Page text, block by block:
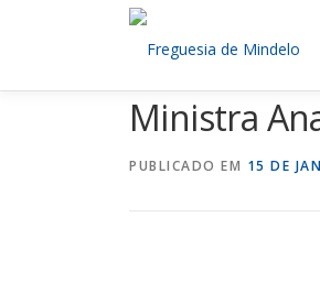
Ministra
PUBLICADO EM 15 DE